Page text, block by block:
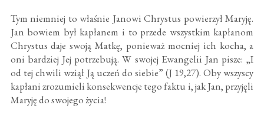
Tym niemniej to właśnie Janowi Chrystus powierzył Maryję.
Jan bowiem był kapłanem i to przede wszystkim kapłanom
Chrystus daje swoją Matkę, ponieważ mocniej ich kocha, a
oni bardziej Jej potrzebują. W swojej Ewangelii Jan pisze: „I
od tej chwili wziął Ją uczeń do siebie” (J 19,27). Oby wszyscy
kapłani zrozumieli konsekwencje tego faktu i, jak Jan, przyjęli
Maryję do swojego życia!